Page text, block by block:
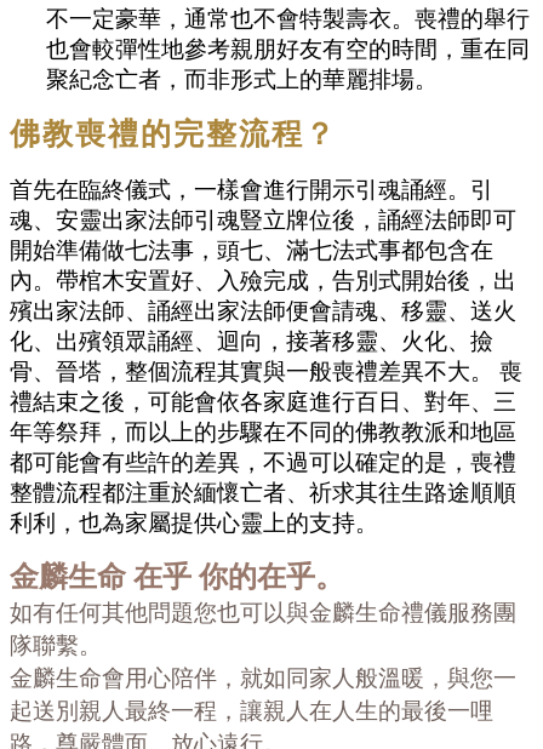
不一定豪華，通常也不會特製壽衣。喪禮的舉行
也會較彈性地參考親朋好友有空的時間，重在同
聚紀念亡者，而非形式上的華麗排場。
佛教喪禮的完整流程？
首先在臨終儀式，一樣會進行開示引魂誦經。引
魂、安靈出家法師引魂豎立牌位後，誦經法師即可
開始準備做七法事，頭七、滿七法式事都包含在
內。帶棺木安置好、入殮完成，告別式開始後，出
殯出家法師、誦經出家法師便會請魂、移靈、送火
化、出殯領眾誦經、迴向，接著移靈、火化、撿
骨、晉塔，整個流程其實與一般喪禮差異不大。 喪
禮結束之後，可能會依各家庭進行百日、對年、三
年等祭拜，而以上的步驟在不同的佛教教派和地區
都可能會有些許的差異，不過可以確定的是，喪禮
整體流程都注重於緬懷亡者、祈求其往生路途順順
利利，也為家屬提供心靈上的支持。
金麟生命在乎 你的在乎。
如有任何其他問題您也可以與金麟生命禮儀服務團
隊聯繫。
金麟生命會用心陪伴，就如同家人般溫暖，與您一
起送別親人最終一程，讓親人在人生的最後一哩
路，尊嚴體面、放心遠行。